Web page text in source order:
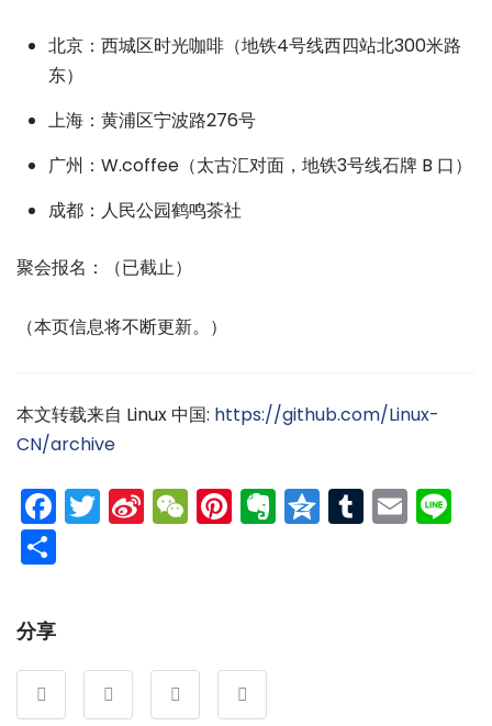
北京：西城区时光咖啡（地铁4号线西四站北300米路
东）
上海：黄浦区宁波路276号
广州：W.coffee（太古汇对面，地铁3号线石牌 B 口）
成都：人民公园鹤鸣茶社
聚会报名：（已截止）
（本页信息将不断更新。）
本文转载来自 Linux 中国: https://github.com/Linux-
CN/archive
Facebook
Twitter
Sina
Weibo
WeChat
Pinterest
Evernote
Qzone
Tumblr
分享